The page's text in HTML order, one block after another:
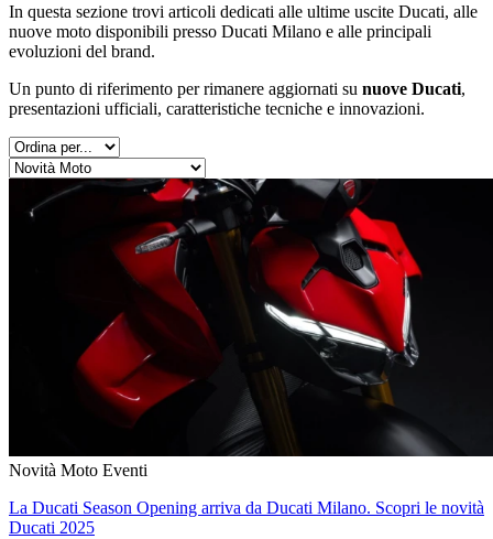
In questa sezione trovi articoli dedicati alle ultime uscite Ducati, alle
nuove moto disponibili presso Ducati Milano e alle principali
evoluzioni del brand.
Un punto di riferimento per rimanere aggiornati su nuove Ducati,
presentazioni ufficiali, caratteristiche tecniche e innovazioni.
Novità Moto Eventi
La Ducati Season Opening arriva da Ducati Milano. Scopri le novità
Ducati 2025